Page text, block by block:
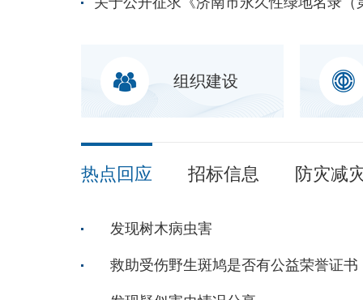
组织建设
热点回应 招标信息 防灾减
发现树木病虫害
救助受伤野生斑鸠是否有公益荣誉证书